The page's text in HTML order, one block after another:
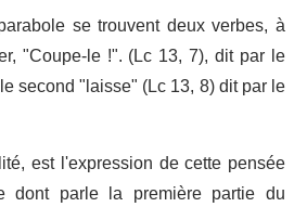
se trouvent deux verbes, à
"Coupe-le !". (Lc 13, 7), dit par le
second "laisse" (Lc 13, 8) dit par le
est l'expression de cette pensée
dont parle la première partie du